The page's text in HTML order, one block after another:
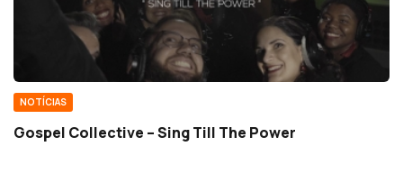
NOTÍCIAS
Gospel Collective – Sing Till The Power